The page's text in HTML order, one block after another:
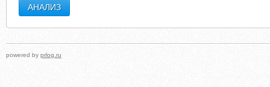
powered by prlog.ru